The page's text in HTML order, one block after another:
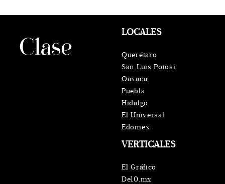
VERTICALES
El Gráfico
De10.mx
LOCALES
Querétaro
San Luis Potosí
Oaxaca
Puebla
Hidalgo
El Universal
Edomex